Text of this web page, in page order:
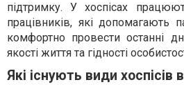
підтримку. У хоспісах
працівників, які допомагають
комфортно провести останні
якості життя та гідності
Які існують види хоспісів